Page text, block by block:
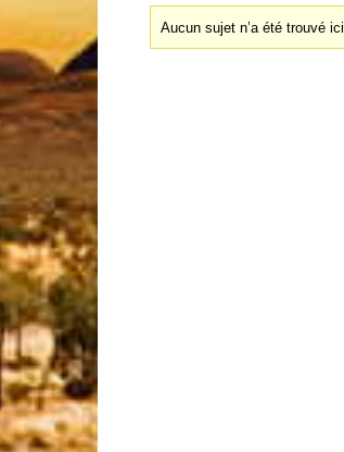
Aucun sujet n’a été trouvé ici.